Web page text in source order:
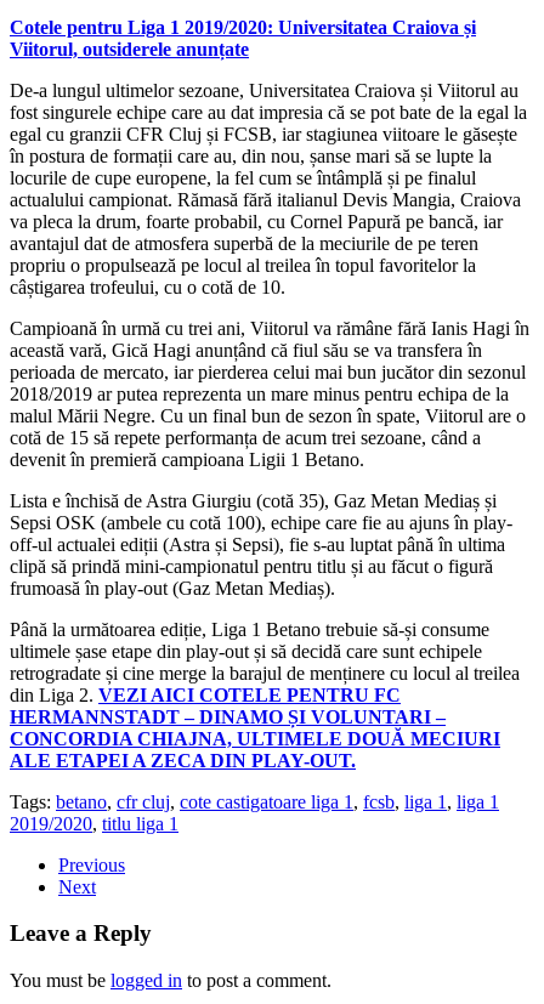
Cotele pentru Liga 1 2019/2020: Universitatea Craiova și
Viitorul, outsiderele anunțate
De-a lungul ultimelor sezoane, Universitatea Craiova și Viitorul au
fost singurele echipe care au dat impresia că se pot bate de la egal la
egal cu granzii CFR Cluj și FCSB, iar stagiunea viitoare le găsește
în postura de formații care au, din nou, șanse mari să se lupte la
locurile de cupe europene, la fel cum se întâmplă și pe finalul
actualului campionat. Rămasă fără italianul Devis Mangia, Craiova
va pleca la drum, foarte probabil, cu Cornel Papură pe bancă, iar
avantajul dat de atmosfera superbă de la meciurile de pe teren
propriu o propulsează pe locul al treilea în topul favoritelor la
câștigarea trofeului, cu o cotă de 10.
Campioană în urmă cu trei ani, Viitorul va rămâne fără Ianis Hagi în
această vară, Gică Hagi anunțând că fiul său se va transfera în
perioada de mercato, iar pierderea celui mai bun jucător din sezonul
2018/2019 ar putea reprezenta un mare minus pentru echipa de la
malul Mării Negre. Cu un final bun de sezon în spate, Viitorul are o
cotă de 15 să repete performanța de acum trei sezoane, când a
devenit în premieră campioana Ligii 1 Betano.
Lista e închisă de Astra Giurgiu (cotă 35), Gaz Metan Mediaș și
Sepsi OSK (ambele cu cotă 100), echipe care fie au ajuns în play-
off-ul actualei ediții (Astra și Sepsi), fie s-au luptat până în ultima
clipă să prindă mini-campionatul pentru titlu și au făcut o figură
frumoasă în play-out (Gaz Metan Mediaș).
Până la următoarea ediție, Liga 1 Betano trebuie să-și consume
ultimele șase etape din play-out și să decidă care sunt echipele
retrogradate și cine merge la barajul de menținere cu locul al treilea
din Liga 2. VEZI AICI COTELE PENTRU FC
HERMANNSTADT – DINAMO ȘI VOLUNTARI –
CONCORDIA CHIAJNA, ULTIMELE DOUĂ MECIURI
ALE ETAPEI A ZECA DIN PLAY-OUT.
Tags: betano, cfr cluj, cote castigatoare liga 1 , fcsb, liga 1 , liga 1
2019/2020, titlu liga 1
Previous
Next
Leave a Reply
You must be logged in to post a comment.